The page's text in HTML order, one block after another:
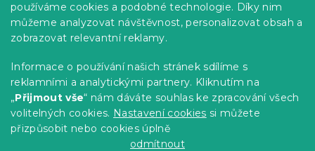
používáme cookies a podobné technologie. Díky nim
můžeme analyzovat návštěvnost, personalizovat obsah a
zobrazovat relevantní reklamy.
Informace o používání našich stránek sdílíme s
reklamními a analytickými partnery. Kliknutím na
„Přijmout vše“ nám dáváte souhlas ke zpracování všech
volitelných cookies. Nastavení cookies si můžete
přizpůsobit nebo cookies úplně
odmítnout
Pěnová matrace Economy 120 x 200 cm